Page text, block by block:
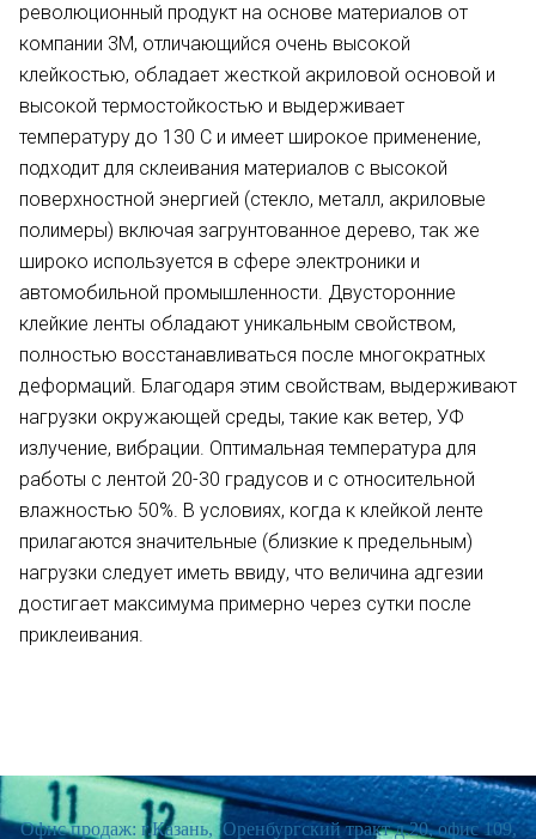
революционный продукт на основе материалов от
компании 3M, отличающийся очень высокой
клейкостью, обладает жесткой акриловой основой и
высокой термостойкостью и выдерживает
температуру до 130 С и имеет широкое применение,
подходит для склеивания материалов с высокой
поверхностной энергией (стекло, металл, акриловые
полимеры) включая загрунтованное дерево, так же
широко используется в сфере электроники и
автомобильной промышленности. Двусторонние
клейкие ленты обладают уникальным свойством,
полностью восстанавливаться после многократных
деформаций. Благодаря этим свойствам, выдерживают
нагрузки окружающей среды, такие как ветер, УФ
излучение, вибрации. Оптимальная температура для
работы с лентой 20-30 градусов и с относительной
влажностью 50%. В условиях, когда к клейкой ленте
прилагаются значительные (близкие к предельным)
нагрузки следует иметь ввиду, что величина адгезии
достигает максимума примерно через сутки после
приклеивания.
Офис продаж: г.Казань, Оренбургский тракт д.20, офис 109,